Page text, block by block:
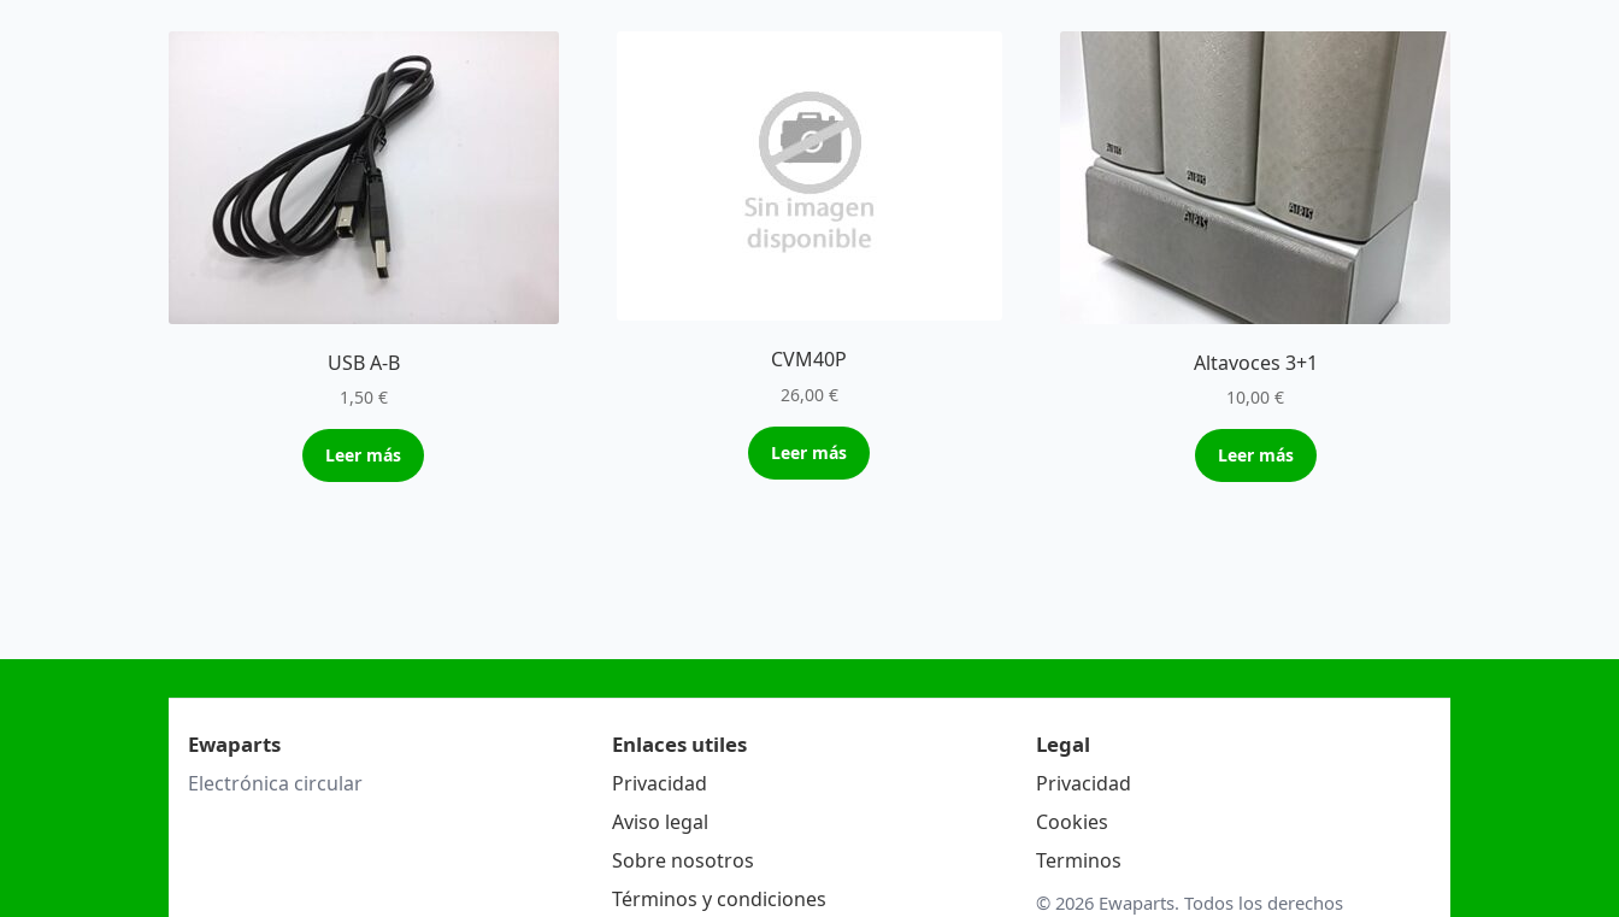
USB A-B
1,50 €
Leer más
CVM40P
26,00 €
Leer más
Altavoces 3+1
10,00€
Leer más
Ewaparts
Electrónica circular
Enlaces utiles
Privacidad
Aviso legal
Sobre nosotros
Términos y condiciones
Legal
Privacidad
Cookies
Terminos
© 2026 Ewaparts. Todos los derechos